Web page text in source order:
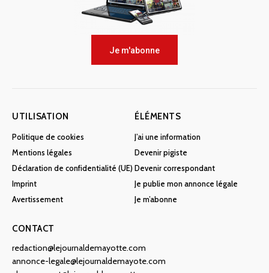
Je m'abonne
UTILISATION
Politique de cookies
Mentions légales
Déclaration de confidentialité (UE)
Imprint
Avertissement
ÉLÉMENTS
J’ai une information
Devenir pigiste
Devenir correspondant
Je publie mon annonce légale
Je m’abonne
CONTACT
redaction@lejournaldemayotte.com
annonce-legale@lejournaldemayote.com